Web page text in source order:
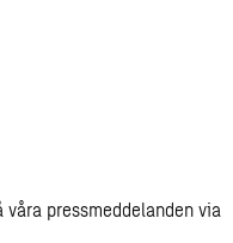
pressmeddelanden via